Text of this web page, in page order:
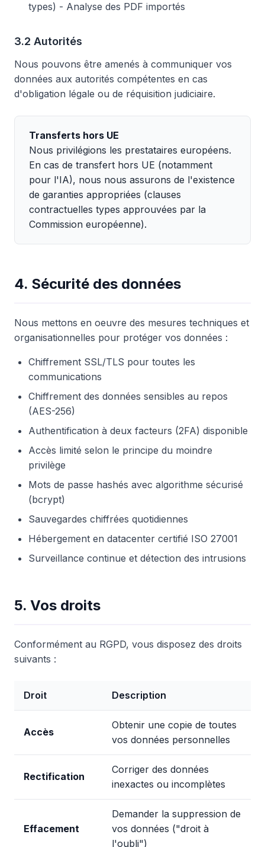
types) - Analyse des PDF importés
3.2 Autorités
Nous pouvons être amenés à communiquer vos
données aux autorités compétentes en cas
d'obligation légale ou de réquisition judiciaire.
Transferts hors UE
Nous privilégions les prestataires européens.
En cas de transfert hors UE (notamment
pour l'IA), nous nous assurons de l'existence
de garanties appropriées (clauses
contractuelles types approuvées par la
Commission européenne).
4. Sécurité des données
Nous mettons en oeuvre des mesures techniques et
organisationnelles pour protéger vos données :
Chiffrement SSL/TLS pour toutes les
communications
Chiffrement des données sensibles au repos
(AES-256)
Authentification à deux facteurs (2FA) disponible
Accès limité selon le principe du moindre
privilège
Mots de passe hashés avec algorithme sécurisé
(bcrypt)
Sauvegardes chiffrées quotidiennes
Hébergement en datacenter certifié ISO 27001
Surveillance continue et détection des intrusions
5. Vos droits
Conformément au RGPD, vous disposez des droits
suivants :
Droit Description
Accès
Obtenir une copie de toutes
vos données personnelles
Rectification
Corriger des données
inexactes ou incomplètes
Effacement
Demander la suppression de
vos données ("droit à
l'oubli")